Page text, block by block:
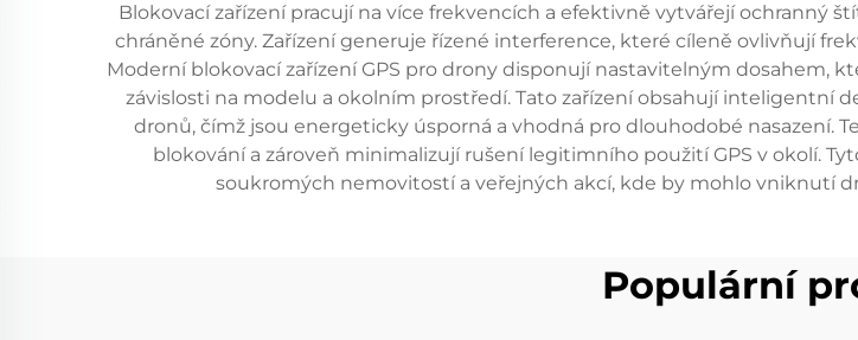
Blokovací zařízení pracují na více frekvencích a efektivně vytvářejí ochranný
chráněné zóny. Zařízení generuje řízené interference, které cíleně ovlivňují
Moderní blokovací zařízení GPS pro drony disponují nastavitelným dosahem,
závislosti na modelu a okolním prostředí. Tato zařízení obsahují inteligentní
dronů, čímž jsou energeticky úsporná a vhodná pro dlouhodobé nasazení.
blokování a zároveň minimalizují rušení legitimního použití GPS v okolí.
soukromých nemovitostí a veřejných akcí, kde by mohlo vniknutí
Populární